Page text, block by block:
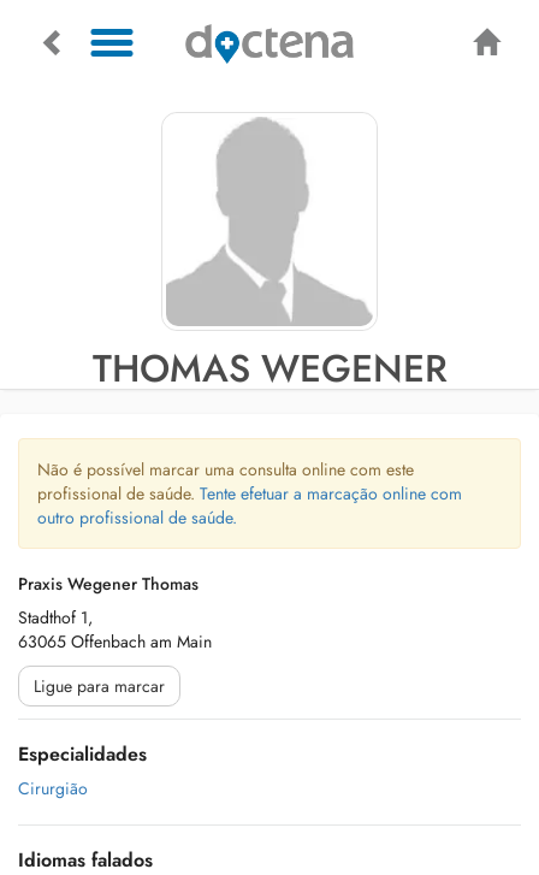
THOMAS WEGENER
Não é possível marcar uma consulta online com este
profissional de saúde. Tente efetuar a marcação online com
outro profissional de saúde.
Praxis Wegener Thomas
Stadthof 1,
63065 Offenbach am Main
Ligue para marcar
Especialidades
Cirurgião
Idiomas falados